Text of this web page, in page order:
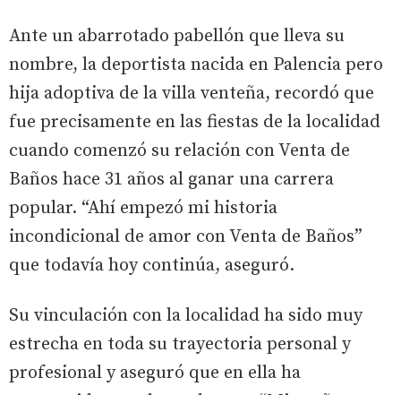
Ante un abarrotado pabellón que lleva su
nombre, la deportista nacida en Palencia pero
hija adoptiva de la villa venteña, recordó que
fue precisamente en las fiestas de la localidad
cuando comenzó su relación con Venta de
Baños hace 31 años al ganar una carrera
popular. “Ahí empezó mi historia
incondicional de amor con Venta de Baños”
que todavía hoy continúa, aseguró.
Su vinculación con la localidad ha sido muy
estrecha en toda su trayectoria personal y
profesional y aseguró que en ella ha